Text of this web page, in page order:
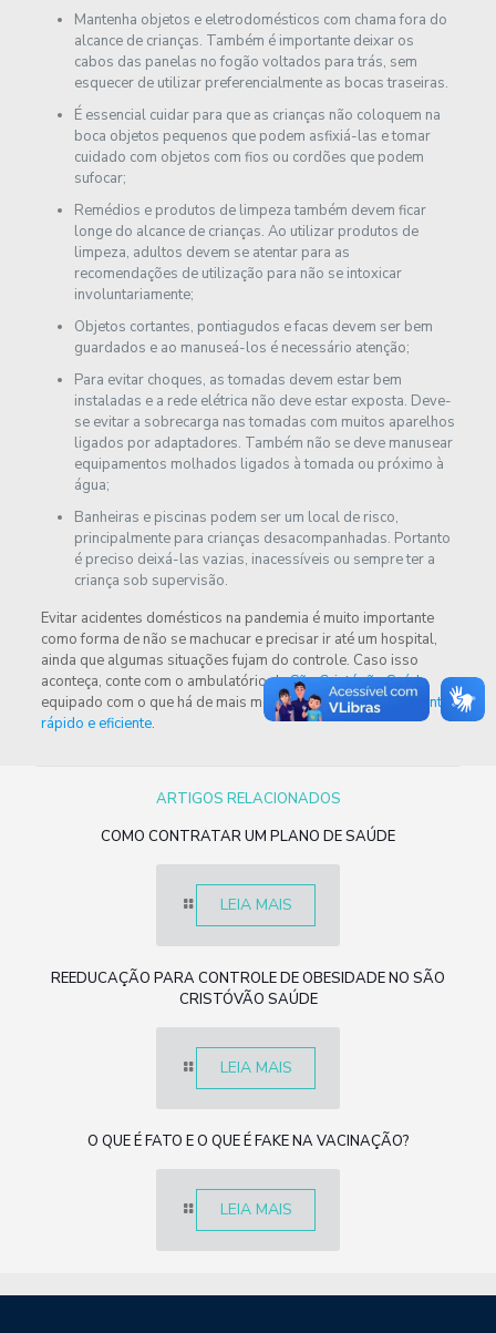
Mantenha objetos e eletrodomésticos com chama fora do
alcance de crianças. Também é importante deixar os
cabos das panelas no fogão voltados para trás, sem
esquecer de utilizar preferencialmente as bocas traseiras.
É essencial cuidar para que as crianças não coloquem na
boca objetos pequenos que podem asfixiá-las e tomar
cuidado com objetos com fios ou cordões que podem
sufocar;
Remédios e produtos de limpeza também devem ficar
longe do alcance de crianças. Ao utilizar produtos de
limpeza, adultos devem se atentar para as
recomendações de utilização para não se intoxicar
involuntariamente;
Objetos cortantes, pontiagudos e facas devem ser bem
guardados e ao manuseá-los é necessário atenção;
Para evitar choques, as tomadas devem estar bem
instaladas e a rede elétrica não deve estar exposta. Deve-
se evitar a sobrecarga nas tomadas com muitos aparelhos
ligados por adaptadores. Também não se deve manusear
equipamentos molhados ligados à tomada ou próximo à
água;
Banheiras e piscinas podem ser um local de risco,
principalmente para crianças desacompanhadas. Portanto
é preciso deixá-las vazias, inacessíveis ou sempre ter a
criança sob supervisão.
Evitar acidentes domésticos na pandemia é muito importante
como forma de não se machucar e precisar ir até um hospital,
ainda que algumas situações fujam do controle. Caso isso
aconteça, conte com o ambulatório daSão Cristóvão Saúde,
equipado com o que há de mais moderno para umatendimento
rápido e eficiente.
ARTIGOS RELACIONADOS
COMO CONTRATAR UM PLANO DE SAÚDE
LEIA MAIS
REEDUCAÇÃO PARA CONTROLE DE OBESIDADE NO SÃO
CRISTÓVÃO SAÚDE
LEIA MAIS
O QUE É FATO E O QUE É FAKE NA VACINAÇÃO?
LEIA MAIS